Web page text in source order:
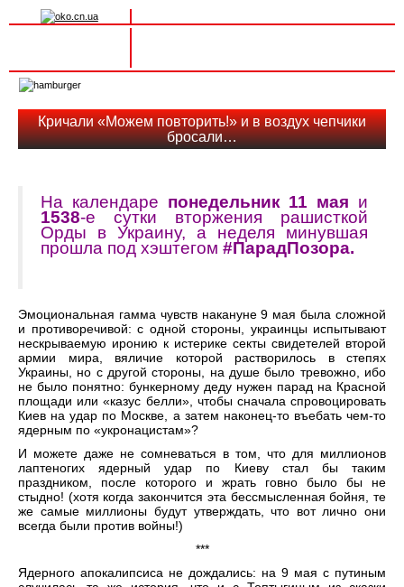
navigation
Кричали «Можем повторить!» и в воздух чепчики
бросали…
На календаре понедельник 11 мая и
1538-е сутки вторжения рашисткой
Орды в Украину, а неделя минувшая
прошла под хэштегом #ПарадПозора.
Эмоциональная гамма чувств накануне 9 мая была сложной
и противоречивой: с одной стороны, украинцы испытывают
нескрываемую иронию к истерике секты свидетелей второй
армии мира, вяличие которой растворилось в степях
Украины, но с другой стороны, на душе было тревожно, ибо
не было понятно: бункерному деду нужен парад на Красной
площади или «казус белли», чтобы сначала спровоцировать
Киев на удар по Москве, а затем наконец-то въебать чем-то
ядерным по «укронацистам»?
И можете даже не сомневаться в том, что для миллионов
лаптеногих ядерный удар по Киеву стал бы таким
праздником, после которого и жрать говно было бы не
стыдно! (хотя когда закончится эта бессмысленная бойня, те
же самые миллионы будут утверждать, что вот лично они
всегда были против войны!)
***
Ядерного апокалипсиса не дождались: на 9 мая с путиным